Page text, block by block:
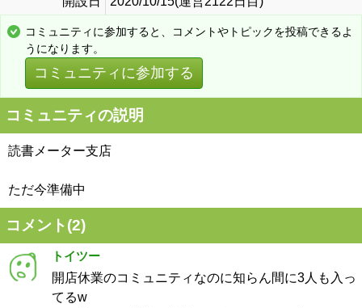
コミュニティに参加すると、コメントやトピックを投稿できるよ
うになります。
コミュニティに参加する
コミュニティの説明
読書メーター支店
ただ今準備中
コメント(2)
トイツー
開店休業のコミュニティなのに知らん間に3人も入っ
てるw